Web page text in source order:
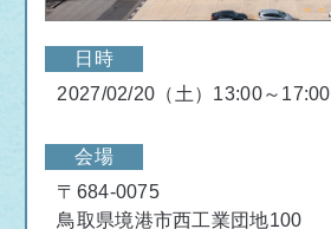
日時
2027/02/20（土）13:00～17:00
会場
〒684-0075
鳥取県境港市西工業団地100